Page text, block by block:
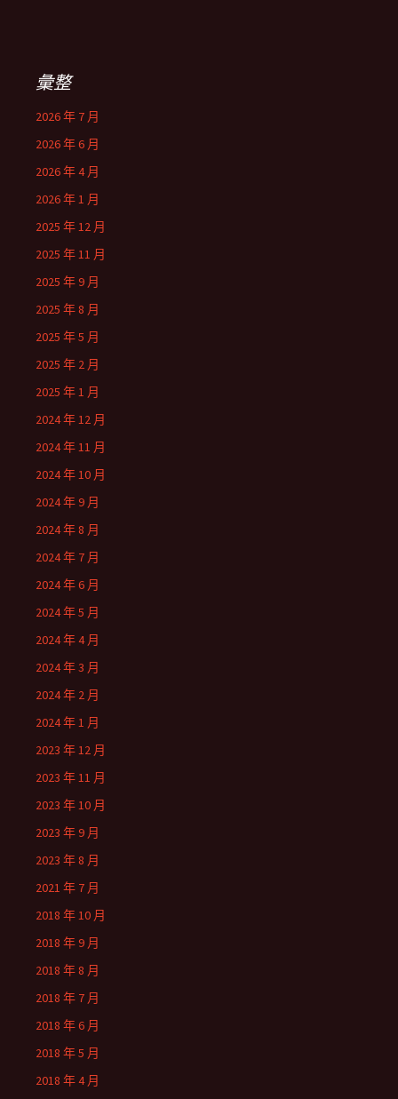
彙整
2026 年 7 月
2026 年 6 月
2026 年 4 月
2026 年 1 月
2025 年 12 月
2025 年 11 月
2025 年 9 月
2025 年 8 月
2025 年 5 月
2025 年 2 月
2025 年 1 月
2024 年 12 月
2024 年 11 月
2024 年 10 月
2024 年 9 月
2024 年 8 月
2024 年 7 月
2024 年 6 月
2024 年 5 月
2024 年 4 月
2024 年 3 月
2024 年 2 月
2024 年 1 月
2023 年 12 月
2023 年 11 月
2023 年 10 月
2023 年 9 月
2023 年 8 月
2021 年 7 月
2018 年 10 月
2018 年 9 月
2018 年 8 月
2018 年 7 月
2018 年 6 月
2018 年 5 月
2018 年 4 月